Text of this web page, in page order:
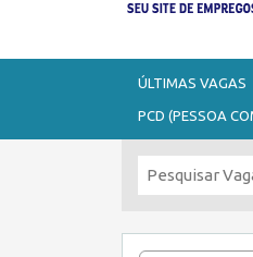
ÚLTIMAS VAGAS
PCD (PESSOA